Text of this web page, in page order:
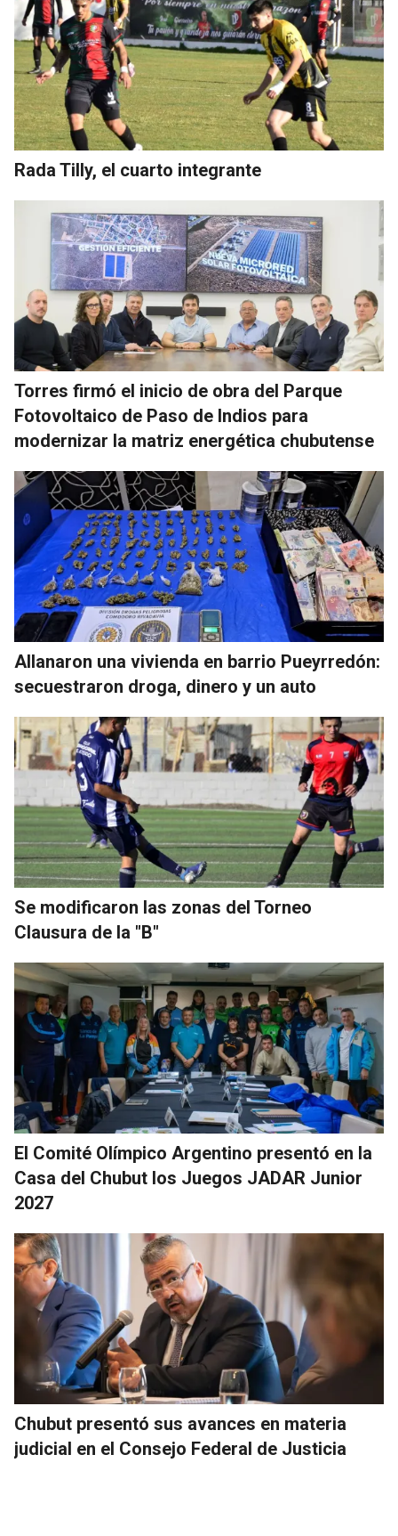
Rada Tilly, el cuarto integrante
Torres firmó el inicio de obra del Parque
Fotovoltaico de Paso de Indios para
modernizar la matriz energética chubutense
Allanaron una vivienda en barrio Pueyrredón:
secuestraron droga, dinero y un auto
Se modificaron las zonas del Torneo
Clausura de la "B"
El Comité Olímpico Argentino presentó en la
Casa del Chubut los Juegos JADAR Junior
2027
Chubut presentó sus avances en materia
judicial en el Consejo Federal de Justicia